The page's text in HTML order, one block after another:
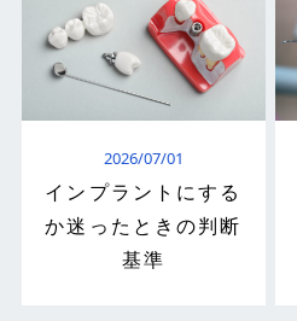
2026/07/01
インプラントにする
か迷ったときの判断
基準